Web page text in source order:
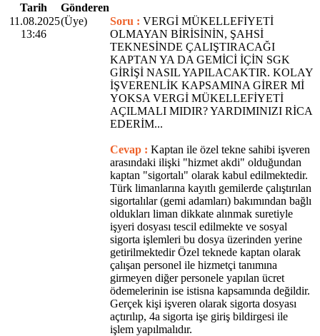
Tarih
Gönderen
11.08.2025
13:46
(Üye) Soru : VERGİ MÜKELLEFİYETİ
OLMAYAN BİRİSİNİN, ŞAHSİ
TEKNESİNDE ÇALIŞTIRACAĞI
KAPTAN YA DA GEMİCİ İÇİN SGK
GİRİŞİ NASIL YAPILACAKTIR. KOLAY
İŞVERENLİK KAPSAMINA GİRER Mİ
YOKSA VERGİ MÜKELLEFİYETİ
AÇILMALI MIDIR? YARDIMINIZI RİCA
EDERİM...
Cevap : Kaptan ile özel tekne sahibi işveren
arasındaki ilişki "hizmet akdi" olduğundan
kaptan "sigortalı" olarak kabul edilmektedir.
Türk limanlarına kayıtlı gemilerde çalıştırılan
sigortalılar (gemi adamları) bakımından bağlı
oldukları liman dikkate alınmak suretiyle
işyeri dosyası tescil edilmekte ve sosyal
sigorta işlemleri bu dosya üzerinden yerine
getirilmektedir Özel teknede kaptan olarak
çalışan personel ile hizmetçi tanımına
girmeyen diğer personele yapılan ücret
ödemelerinin ise istisna kapsamında değildir.
Gerçek kişi işveren olarak sigorta dosyası
açtırılıp, 4a sigorta işe giriş bildirgesi ile
işlem yapılmalıdır.